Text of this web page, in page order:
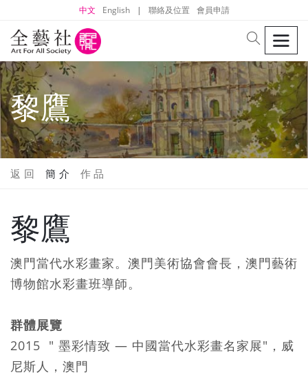
中文 English | 聯絡及位置 會員申請
search
黎鷹
返 回 簡 介 作 品
黎鷹
澳門當代水彩畫家。澳門美術協會會長，澳門藝術
博物館水彩畫班導師。
群體展覽
2015 " 墨彩情致 — 中國當代水彩畫名家展"，威
尼斯人，澳門